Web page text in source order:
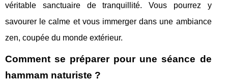
véritable sanctuaire de tranquillité. Vous pourrez y
savourer le calme et vous immerger dans une ambiance
zen, coupée du monde extérieur.
Comment se préparer pour une séance de
hammam naturiste ?